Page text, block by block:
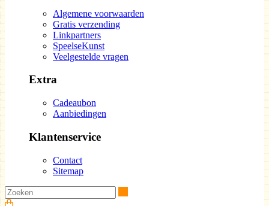
Algemene voorwaarden
Gratis verzending
Linkpartners
SpeelseKunst
Veelgestelde vragen
Extra
Cadeaubon
Aanbiedingen
Klantenservice
Contact
Sitemap